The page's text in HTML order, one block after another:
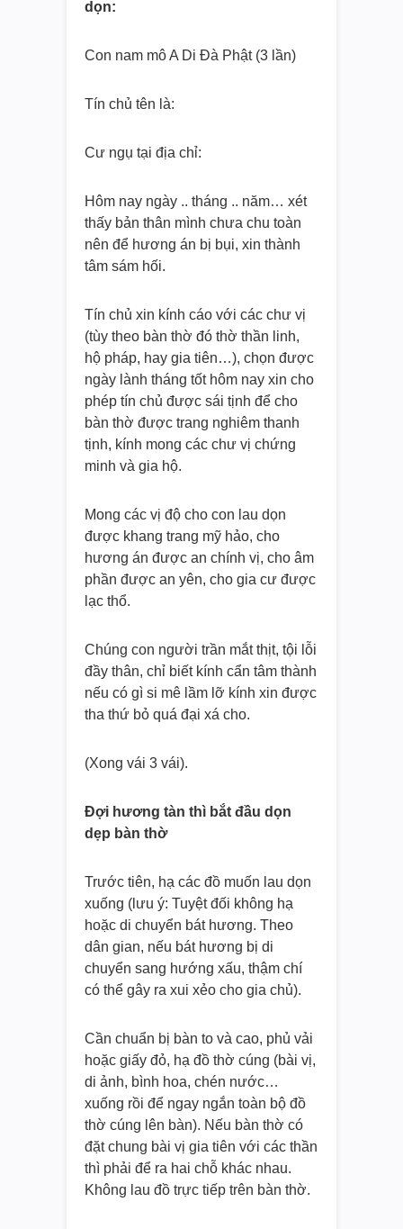
dọn:
Con nam mô A Di Đà Phật (3 lần)
Tín chủ tên là:
Cư ngụ tại địa chỉ:
Hôm nay ngày .. tháng .. năm… xét
thấy bản thân mình chưa chu toàn
nên để hương án bị bụi, xin thành
tâm sám hối.
Tín chủ xin kính cáo với các chư vị
(tùy theo bàn thờ đó thờ thần linh,
hộ pháp, hay gia tiên…), chọn được
ngày lành tháng tốt hôm nay xin cho
phép tín chủ được sái tịnh để cho
bàn thờ được trang nghiêm thanh
tịnh, kính mong các chư vị chứng
minh và gia hộ.
Mong các vị độ cho con lau dọn
được khang trang mỹ hảo, cho
hương án được an chính vị, cho âm
phần được an yên, cho gia cư được
lạc thổ.
Chúng con người trần mắt thịt, tội lỗi
đầy thân, chỉ biết kính cẩn tâm thành
nếu có gì si mê lầm lỡ kính xin được
tha thứ bỏ quá đại xá cho.
(Xong vái 3 vái).
Đợi hương tàn thì bắt đầu dọn
dẹp bàn thờ
Trước tiên, hạ các đồ muốn lau dọn
xuống (lưu ý: Tuyệt đối không hạ
hoặc di chuyển bát hương. Theo
dân gian, nếu bát hương bị di
chuyển sang hướng xấu, thậm chí
có thể gây ra xui xẻo cho gia chủ).
Cần chuẩn bị bàn to và cao, phủ vải
hoặc giấy đỏ, hạ đồ thờ cúng (bài vị,
di ảnh, bình hoa, chén nước…
xuống rồi để ngay ngắn toàn bộ đồ
thờ cúng lên bàn). Nếu bàn thờ có
đặt chung bài vị gia tiên với các thần
thì phải để ra hai chỗ khác nhau.
Không lau đồ trực tiếp trên bàn thờ.